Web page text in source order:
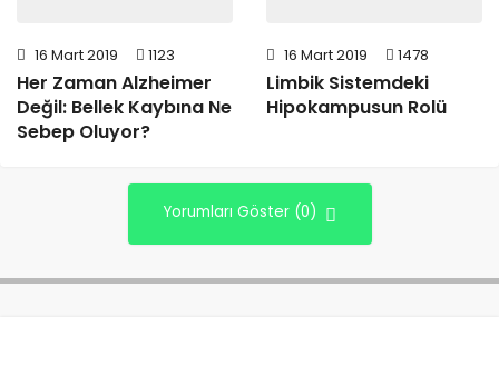
16 Mart 2019 1123
Her Zaman Alzheimer
Değil: Bellek Kaybına Ne
Sebep Oluyor?
16 Mart 2019 1478
Limbik Sistemdeki
Hipokampusun Rolü
Yorumları Göster (0)